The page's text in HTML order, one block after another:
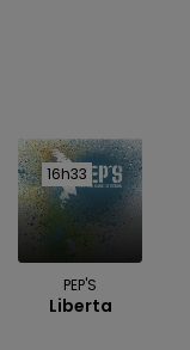
16h33
16h33
PEP'S
Liberta